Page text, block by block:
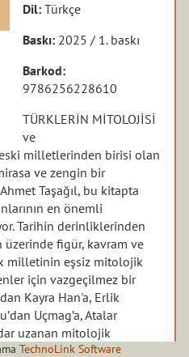
Dil:Türkçe
Baskı: 2025 / 1. baskı
Barkod:
9786256228610
TÜRKLERİN MİTOLOJİSİ
ve
milletlerinden birisi olan
ve zengin bir
Taşağıl, bu kitapta
en önemli
Tarihin derinliklerinden
figür, kavram ve
milletinin eşsiz mitolojik
için vazgeçilmez bir
Kayra Han'a, Erlik
Uçmag’a, Atalar
uzanan mitolojik
simgeleri Manas, Oğuz
TechnoLink Software